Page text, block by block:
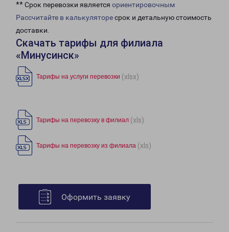
** Срок перевозки является ориентировочным
Рассчитайте в калькуляторесрок и детальную стоимость
доставки.
Скачать тарифы для филиала
«Минусинск»
Тарифы на услуги перевозки (xlsx)
Тарифы на перевозку в филиал (xls)
Тарифы на перевозку из филиала (xls)
Оформить заявку